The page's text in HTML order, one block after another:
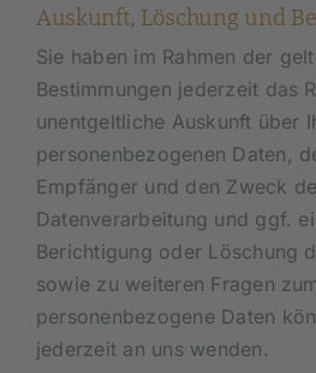
Auskunft, Löschung und
Sie haben im Rahmen der
Bestimmungen jederzeit das
unentgeltliche Auskunft über
personenbezogenen Daten,
Empfänger und den Zweck
Datenverarbeitung und ggf.
Berichtigung oder Löschung
sowie zu weiteren Fragen
personenbezogene Daten
jederzeit an uns wenden.